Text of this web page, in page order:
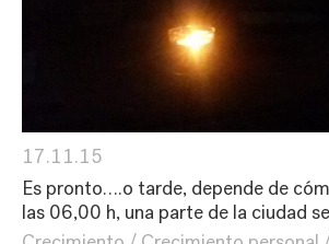
17.11.15
Es pronto….o tarde, depende de
las 06,00 h, una parte de la ciudad